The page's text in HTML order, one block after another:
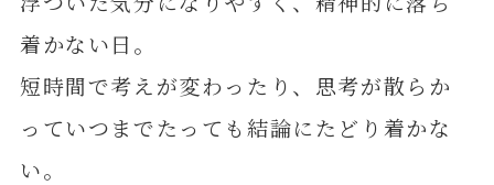
着かない日。
短時間で考えが変わったり、思考が散らか
っていつまでたっても結論にたどり着かな
い。